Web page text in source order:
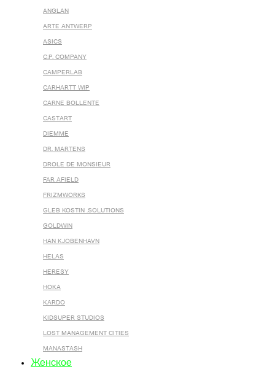
ANGLAN
ARTE ANTWERP
ASICS
C.P. COMPANY
CAMPERLAB
CARHARTT WIP
CARNE BOLLENTE
CASTART
DIEMME
DR. MARTENS
DROLE DE MONSIEUR
FAR AFIELD
FRIZMWORKS
GLEB KOSTIN .SOLUTIONS
GOLDWIN
HAN KJOBENHAVN
HELAS
HERESY
HOKA
KARDO
KIDSUPER STUDIOS
LOST MANAGEMENT CITIES
MANASTASH
Женское